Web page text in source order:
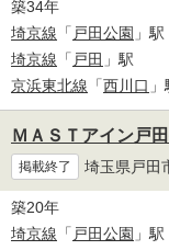
築34年
埼京線 「 戸田公園 」駅
埼京線 「 戸田 」駅
京浜東北線 「西川口
ＭＡＳＴアイン戸
掲載終了 埼玉県戸田
築20年
埼京線 「 戸田公園 」駅